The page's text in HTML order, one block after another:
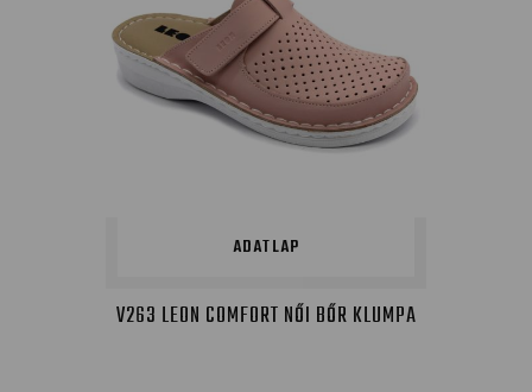
ADATLAP
V263 LEON COMFORT NŐI BŐR KLUMPA